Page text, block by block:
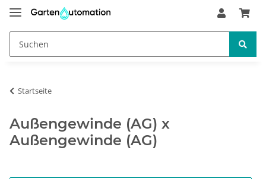
Startseite
Außengewinde (AG) x
Außengewinde (AG)